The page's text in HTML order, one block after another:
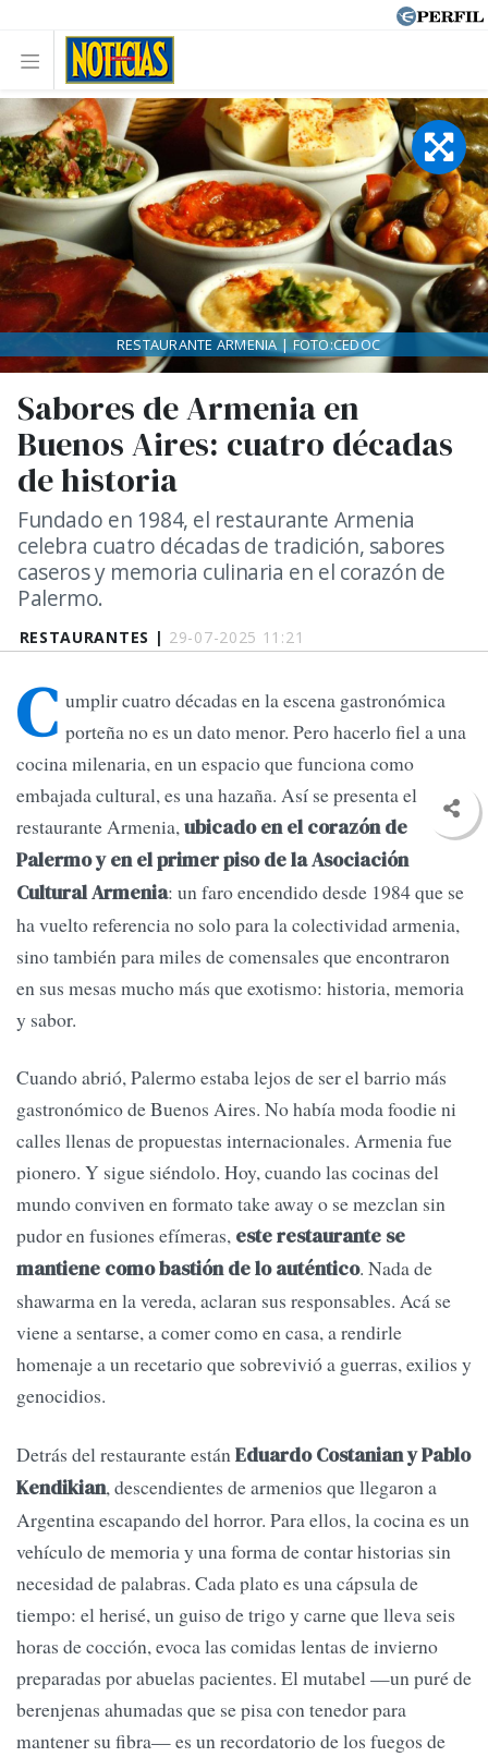
RESTAURANTES | 29-07-2025 11:21
Sabores de Armenia en
Buenos Aires: cuatro décadas
de historia
Fundado en 1984, el restaurante Armenia
celebra cuatro décadas de tradición, sabores
caseros y memoria culinaria en el corazón de
Palermo.
RESTAURANTE ARMENIA | FOTO:CEDOC
C umplir cuatro décadas en la escena gastronómica
porteña no es un dato menor. Pero hacerlo fiel a una
cocina milenaria, en un espacio que funciona como
embajada cultural, es una hazaña. Así se presenta el
restaurante Armenia,ubicado en el corazón de
Palermo y en el primer piso de la Asociación
Cultural Armenia: un faro encendido desde 1984 que se
ha vuelto referencia no solo para la colectividad armenia,
sino también para miles de comensales que encontraron
en sus mesas mucho más que exotismo: historia, memoria
y sabor.
Cuando abrió, Palermo estaba lejos de ser el barrio más
gastronómico de Buenos Aires. No había moda foodie ni
calles llenas de propuestas internacionales. Armenia fue
pionero. Y sigue siéndolo. Hoy, cuando las cocinas del
mundo conviven en formato take away o se mezclan sin
pudor en fusiones efímeras, este restaurante se
mantiene como bastión de lo auténtico. Nada de
shawarma en la vereda, aclaran sus responsables. Acá se
viene a sentarse, a comer como en casa, a rendirle
homenaje a un recetario que sobrevivió a guerras, exilios y
genocidios.
Detrás del restaurante estánEduardo Costanian y Pablo
Kendikian, descendientes de armenios que llegaron a
Argentina escapando del horror. Para ellos, la cocina es un
vehículo de memoria y una forma de contar historias sin
necesidad de palabras. Cada plato es una cápsula de
tiempo: el herisé, un guiso de trigo y carne que lleva seis
horas de cocción, evoca las comidas lentas de invierno
preparadas por abuelas pacientes. El mutabel —un puré de
berenjenas ahumadas que se pisa con tenedor para
mantener su fibra— es un recordatorio de los fuegos de